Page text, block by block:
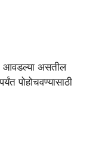
असतील
पोहोचवण्यासाठी